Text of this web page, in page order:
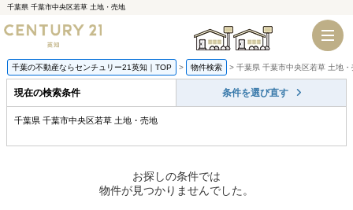
千葉県 千葉市中央区若草 土地・売地
千葉店 船橋店
千葉の不動産ならセンチュリー21英知｜TOP 物件検索 千葉県 千葉市中央区若草 土地
現在の検索条件 条件を選び直す
千葉県 千葉市中央区若草 土地・売地
お探しの条件では
物件が見つかりませんでした。